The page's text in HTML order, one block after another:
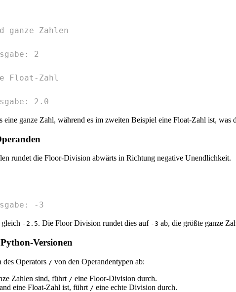
ganze Zahlen
2
Float-Zahl
2.0
eine ganze Zahl, während es im zweiten Beispiel eine Float-Zahl ist, was
rundet die Floor-Division abwärts in Richtung negative Unendlichkeit.
-3
gleich -2.5. Die Floor Division rundet dies auf -3 ab, die größte ganze
Versionen
des Operators / von den Operandentypen ab:
Zahlen sind, führt / eine Floor-Division durch.
eine Float-Zahl ist, führt / eine echte Division durch.